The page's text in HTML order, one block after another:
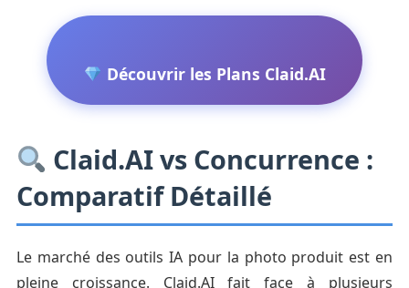
Découvrir les Plans Claid.AI
Claid.AI vs Concurrence :
Comparatif Détaillé
Le marché des outils IA pour la photo produit est en
pleine croissance. Claid.AI fait face à plusieurs